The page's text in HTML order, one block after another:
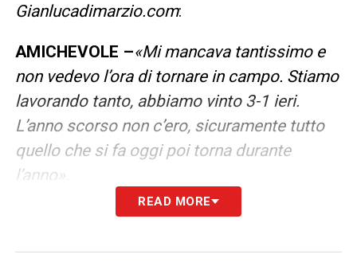
Gianlucadimarzio.com:
AMICHEVOLE –«Mi mancava tantissimo e
non vedevo l’ora di tornare in campo. Stiamo
lavorando tanto, abbiamo vinto 3-1 ieri.
L’anno scorso non c’ero, sicuramente tutto
quello che si fa oggi poi torna durante
l’anno».
READ MORE